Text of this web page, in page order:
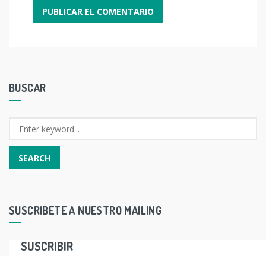
BUSCAR
SUSCRIBETE A NUESTRO MAILING
SUSCRIBIR